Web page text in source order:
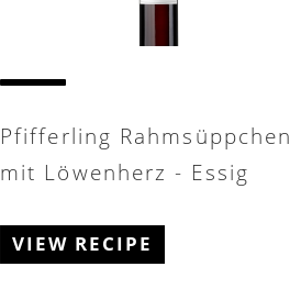
Pfifferling Rahmsüppchen
mit Löwenherz - Essig
VIEW RECIPE